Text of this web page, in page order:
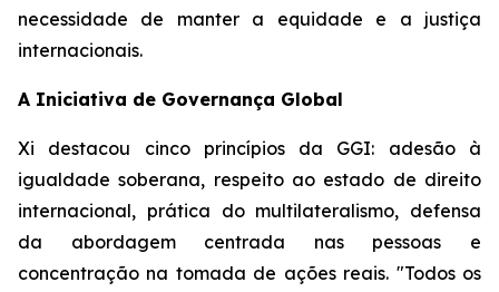
necessidade de manter a equidade e a justiça
internacionais.
A Iniciativa de Governança Global
Xi destacou cinco princípios da GGI: adesão à
igualdade soberana, respeito ao estado de direito
internacional, prática do multilateralismo, defensa
da abordagem centrada nas pessoas e
concentração na tomada de ações reais. "Todos os